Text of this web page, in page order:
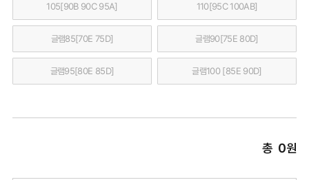
105[90B 90C 95A] 110[95C 100AB]
글램85[70E 75D] 글램90[75E 80D]
글램95[80E 85D] 글램100 [85E 90D]
총 0원